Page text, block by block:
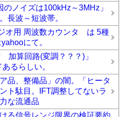
のノイズは100kHz～3MHz」
長波～短波帯。
オ用 周波数カウンタ は 5種
にて。
算回路(変調？？？)」
るらしい。
品、整備品」の闇。「ヒータ
ト駄目。IFT調整してないラ
な流通品